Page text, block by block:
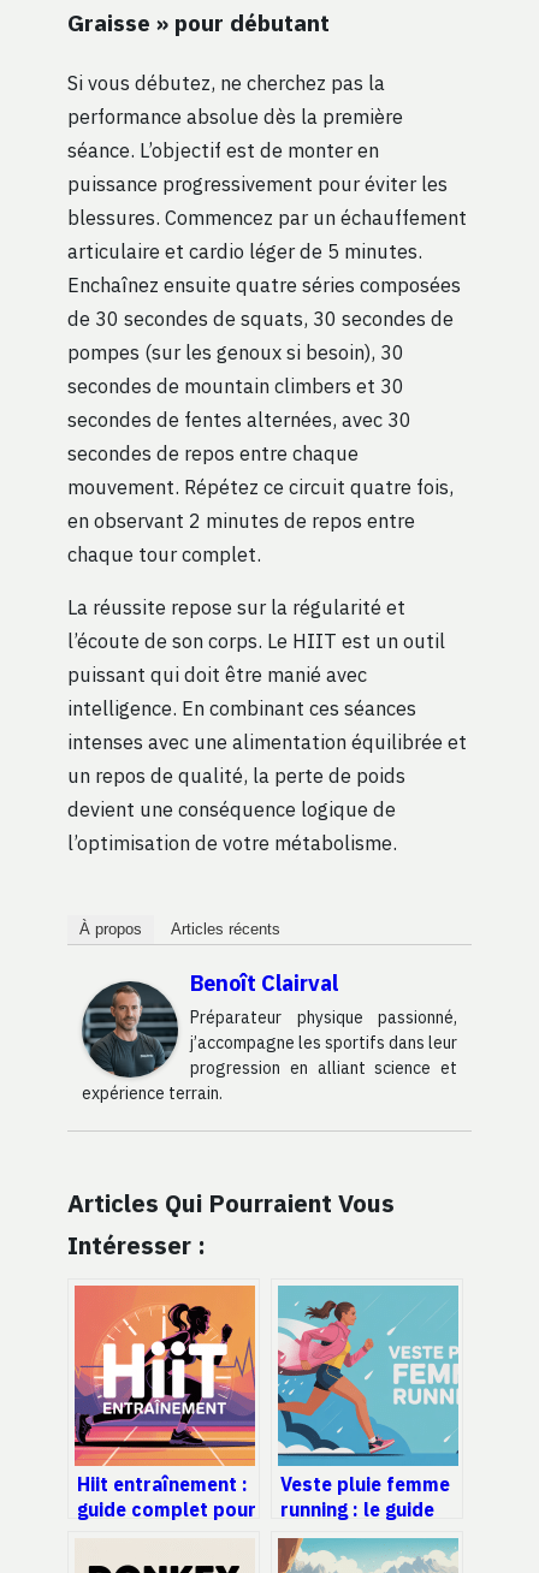
Graisse » pour débutant
Si vous débutez, ne cherchez pas la
performance absolue dès la première
séance. L’objectif est de monter en
puissance progressivement pour éviter les
blessures. Commencez par un échauffement
articulaire et cardio léger de 5 minutes.
Enchaînez ensuite quatre séries composées
de 30 secondes de squats, 30 secondes de
pompes (sur les genoux si besoin), 30
secondes de mountain climbers et 30
secondes de fentes alternées, avec 30
secondes de repos entre chaque
mouvement. Répétez ce circuit quatre fois,
en observant 2 minutes de repos entre
chaque tour complet.
La réussite repose sur la régularité et
l’écoute de son corps. Le HIIT est un outil
puissant qui doit être manié avec
intelligence. En combinant ces séances
intenses avec une alimentation équilibrée et
un repos de qualité, la perte de poids
devient une conséquence logique de
l’optimisation de votre métabolisme.
À propos Articles récents
Benoît Clairval
Préparateur physique passionné,
j’accompagne les sportifs dans leur
progression en alliant science et
expérience terrain.
Articles Qui Pourraient Vous
Intéresser :
Hiit entraînement :
guide complet pour
sans vous blesser
Veste pluie femme
running : le guide
pour rester au sec
et performante